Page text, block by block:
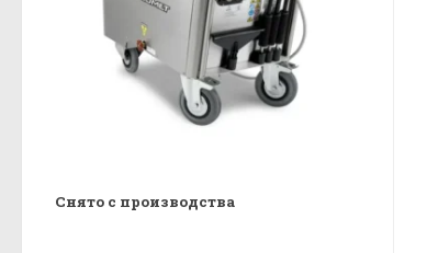
Снято с производства